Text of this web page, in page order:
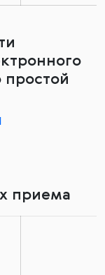
простой
приема